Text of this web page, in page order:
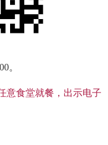
。
意食堂就餐，出示电子